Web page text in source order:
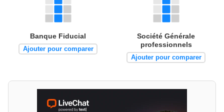
Banque Fiducial
Ajouter pour comparer
Société Générale
professionnels
Ajouter pour comparer